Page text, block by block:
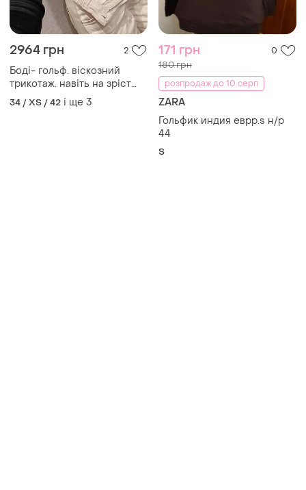
2964 грн 2
Боді- гольф. віскозний
трикотаж. навіть на зріст
147см)
34 / XS / 42 і ще 3
171 грн 0
180 грн
розпродаж до 10 серп
ZARA
Гольфик индия еврр.s н/р
44
S